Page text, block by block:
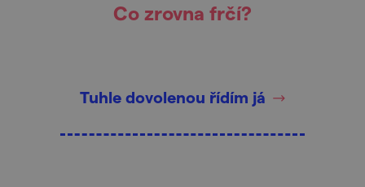
Co zrovna frčí?
Tuhle dovolenou řídím já